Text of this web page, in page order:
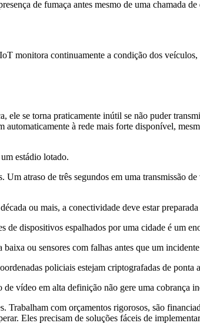
de fumaça antes mesmo de uma chamada
monitora continuamente a condição dos
se torna praticamente inútil se não puder
à rede mais forte disponível,
estádio lotado.
atraso de três segundos em uma transmissão
ou mais, a conectividade deve estar
dispositivos espalhados por uma cidade é um
ou sensores com falhas antes que um
policiais estejam criptografadas de ponta
de vídeo em alta definição não gere uma cobrança
Trabalham com orçamentos rigorosos, são
Eles precisam de soluções fáceis de